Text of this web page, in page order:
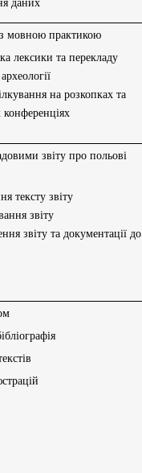
даних
мовною практикою
лексики та перекладу
на розкопках та
конференціях
звіту про польові
тексту звіту
звіту
звіту та документації до